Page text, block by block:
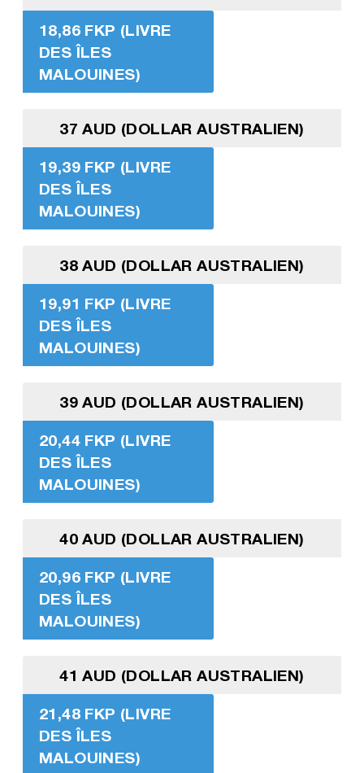
18,86 FKP (LIVRE
DES ÎLES
MALOUINES)
37 AUD (DOLLAR AUSTRALIEN)
19,39 FKP (LIVRE
DES ÎLES
MALOUINES)
38 AUD (DOLLAR AUSTRALIEN)
19,91 FKP (LIVRE
DES ÎLES
MALOUINES)
39 AUD (DOLLAR AUSTRALIEN)
20,44 FKP (LIVRE
DES ÎLES
MALOUINES)
40 AUD (DOLLAR AUSTRALIEN)
20,96 FKP (LIVRE
DES ÎLES
MALOUINES)
41 AUD (DOLLAR AUSTRALIEN)
21,48 FKP (LIVRE
DES ÎLES
MALOUINES)